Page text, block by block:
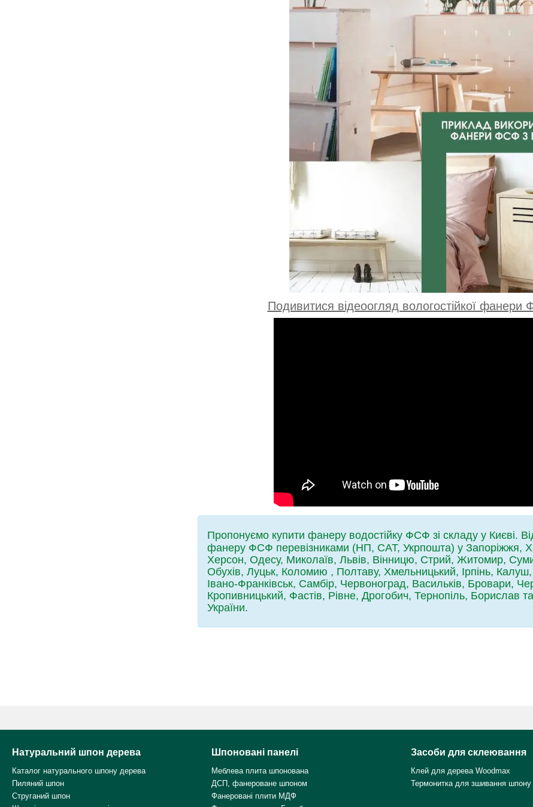
Подивитися відеоогляд вологостійкої
Пропонуємо купити фанеру водостійку ФСФ зі складу у Києві.
фанеру ФСФ перевізниками (НП, САТ, Укрпошта) у Запоріжжя,
Херсон, Одесу, Миколаїв, Львів, Вінницю, Стрий, Житомир,
Обухів, Луцьк, Коломию , Полтаву, Хмельницький, Ірпінь,
Івано-Франківськ, Самбір, Червоноград, Васильків, Бровари,
Кропивницький, Фастів, Рівне, Дрогобич, Тернопіль, Борислав та
України.
Натуральний шпон дерева
Каталог натурального шпону дерева
Пиляний шпон
Струганий шпон
Шпоновані панелі
Меблева плита шпонована
ДСП, фанероване шпоном
Фанеровані плити МДФ
Засоби для склеювання
Клей для дерева Woodmax
Термонитка для зшивання шпону